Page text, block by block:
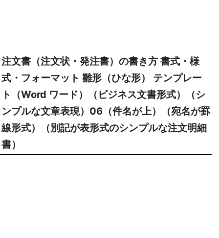
注文書（注文状・発注書）の書き方 書式・様
式・フォーマット 雛形（ひな形） テンプレー
ト（Word ワード）（ビジネス文書形式）（シ
ンプルな文章表現）06（件名が上）（宛名が罫
線形式）（別記が表形式のシンプルな注文明細
書）